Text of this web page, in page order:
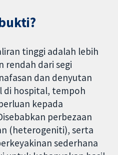
tinggi adalah lebih
rendah dari segi
dan denyutan
di hospital, tempoh
kepada
perbezaan
(heterogeniti), serta
sederhana